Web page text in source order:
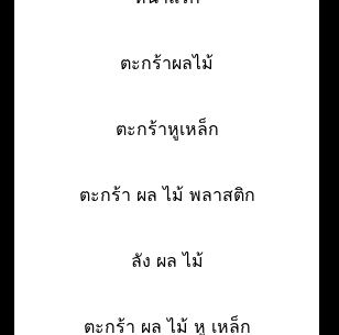
ตะกร้าผลไม้
ตะกร้าหูเหล็ก
ตะกร้า ผล ไม้ พลาสติก
ลัง ผล ไม้
ตะกร้า ผล ไม้ หู เหล็ก